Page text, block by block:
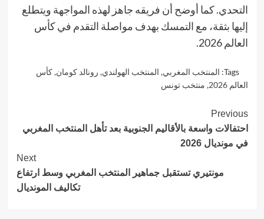
التحدي. كما أوضح أن فريقه جاهز لهذه المواجهة ويتطلع
إليها بثقة، مع التمسك بهدف مواصلة التقدم في كأس
العالم 2026.
Tags: المنتخب المغربي, المنتخب الهولندي, رونالد كومان,كأس
العالم 2026
, منتخب تونس
Continue
Reading
Previous
احتفالات واسعة بالأقاليم الجنوبية بعد تأهل المنتخب المغربي
في مونديال 2026
Next
مونتيري تستقبل جماهير المنتخب المغربي وسط ارتفاع
تكاليف المونديال